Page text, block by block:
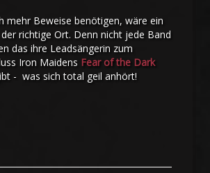
mehr Beweise benötigen, wäre ein
richtige Ort. Denn nicht jede Band
das ihre Leadsängerin zum
Iron Maidens Fear of the Dark
- was sich total geil anhört!